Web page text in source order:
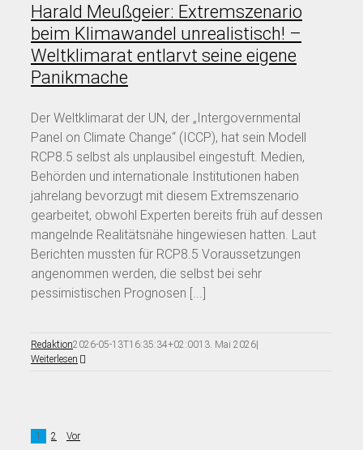
Harald Meußgeier: Extremszenario
beim Klimawandel unrealistisch! –
Weltklimarat entlarvt seine eigene
Panikmache
Der Weltklimarat der UN, der „Intergovernmental
Panel on Climate Change“ (ICCP), hat sein Modell
RCP8.5 selbst als unplausibel eingestuft. Medien,
Behörden und internationale Institutionen haben
jahrelang bevorzugt mit diesem Extremszenario
gearbeitet, obwohl Experten bereits früh auf dessen
mangelnde Realitätsnähe hingewiesen hatten. Laut
Berichten mussten für RCP8.5 Voraussetzungen
angenommen werden, die selbst bei sehr
pessimistischen Prognosen [...]
Redaktion2026-05-13T16:35:34+02:0013. Mai 2026|
Weiterlesen
1 2 Vor